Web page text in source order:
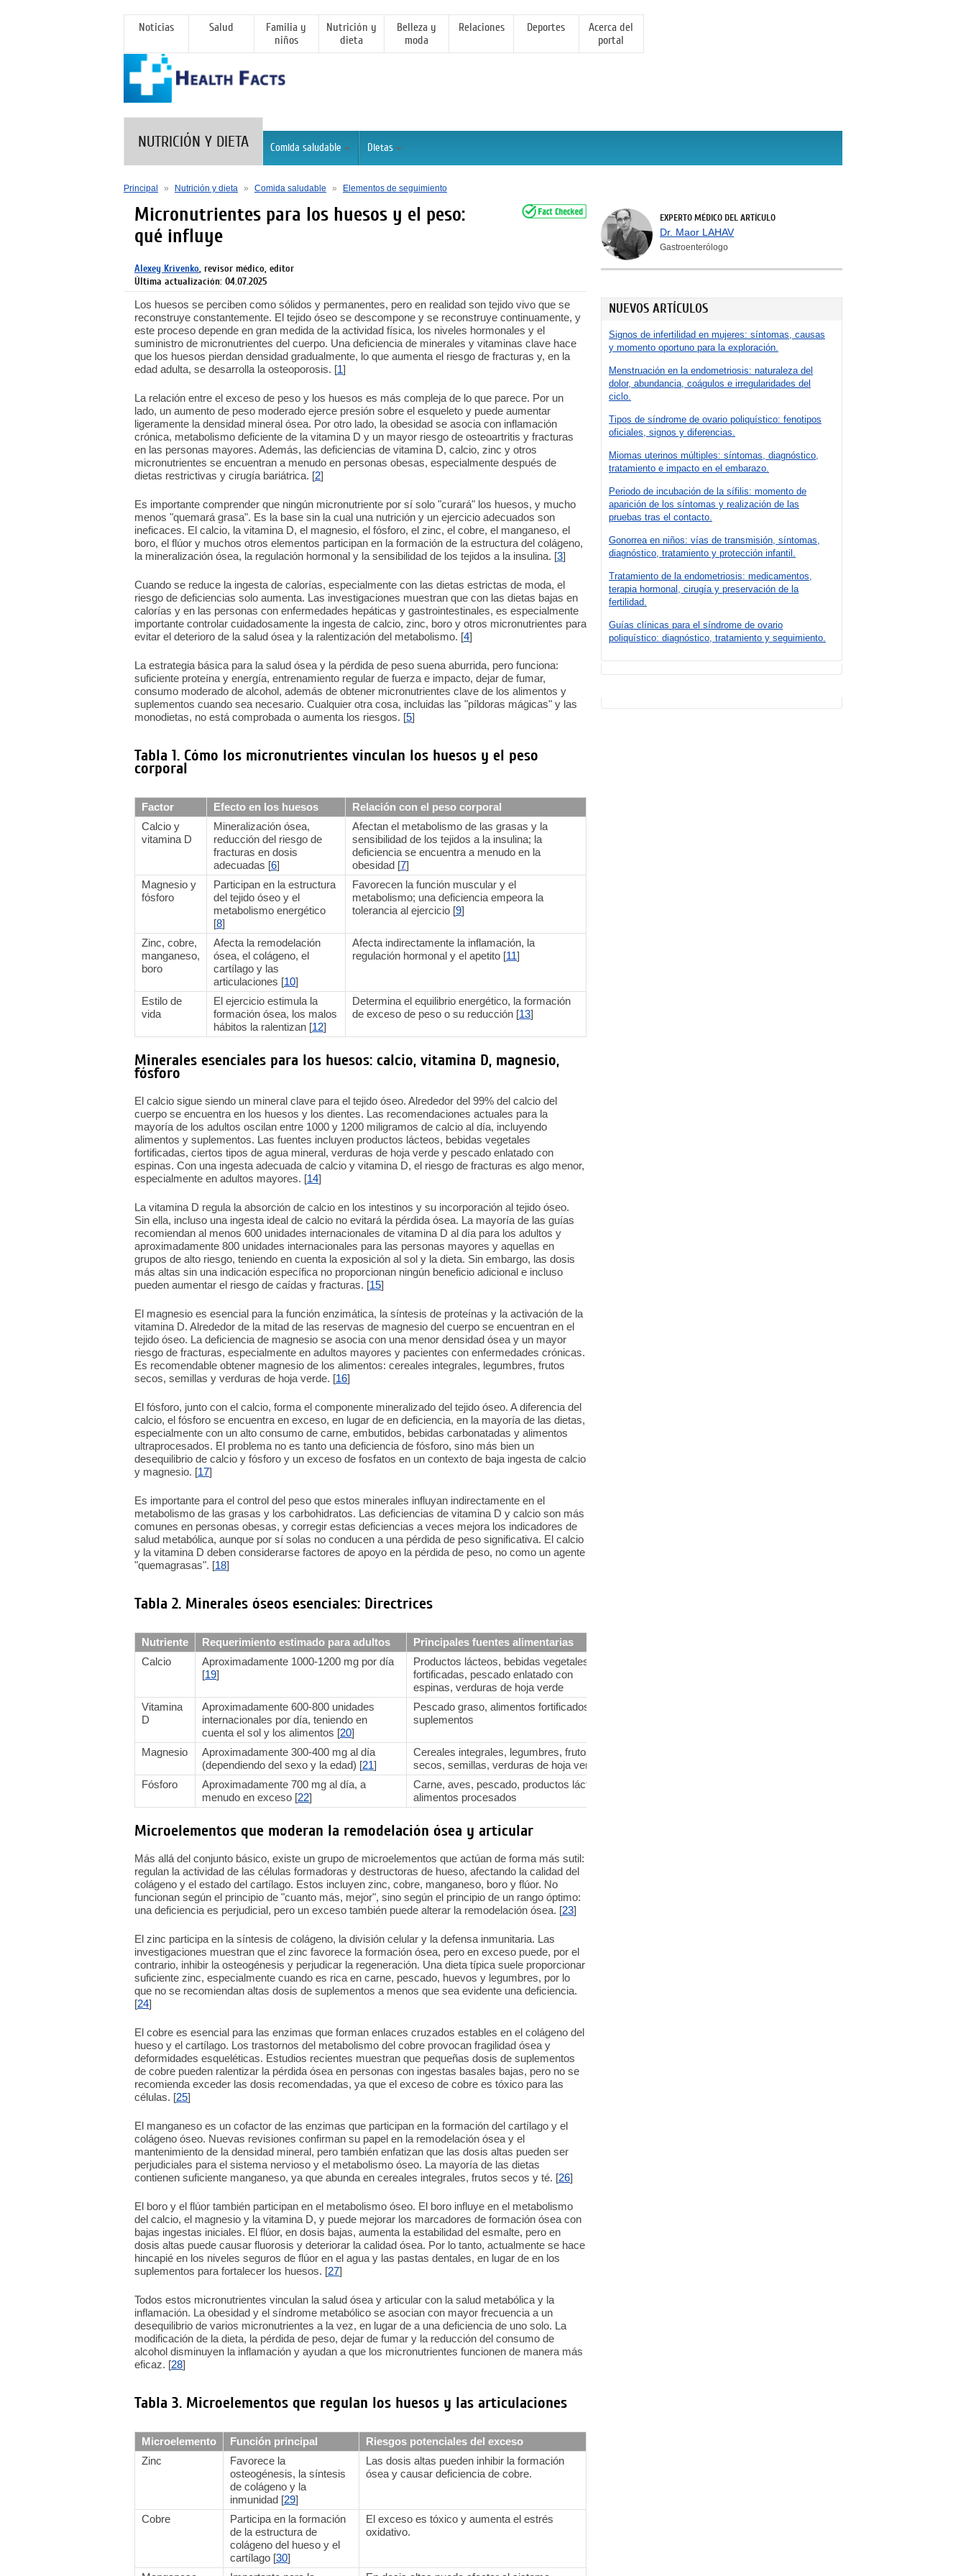
Noticias Salud
Familia y
niños
Nutrición y
dieta
Belleza y
moda
Relaciones Deportes
Acerca del
portal
NUTRICIÓN Y DIETA Comida saludable Dietas
Principal » Nutrición y dieta » Comida saludable » Elementos de seguimiento
EXPERTO MÉDICO DEL ARTÍCULO
Dr. Maor LAHAV
Gastroenterólogo
NUEVOS ARTÍCULOS
Signos de infertilidad en mujeres: síntomas, causas
y momento oportuno para la exploración.
Menstruación en la endometriosis: naturaleza del
dolor, abundancia, coágulos e irregularidades del
ciclo.
Tipos de síndrome de ovario poliquístico: fenotipos
oficiales, signos y diferencias.
Miomas uterinos múltiples: síntomas, diagnóstico,
tratamiento e impacto en el embarazo.
Periodo de incubación de la sífilis: momento de
aparición de los síntomas y realización de las
pruebas tras el contacto.
Gonorrea en niños: vías de transmisión, síntomas,
diagnóstico, tratamiento y protección infantil.
Tratamiento de la endometriosis: medicamentos,
terapia hormonal, cirugía y preservación de la
fertilidad.
Guías clínicas para el síndrome de ovario
poliquístico: diagnóstico, tratamiento y seguimiento.
Micronutrientes para los huesos y el peso:
qué influye
Alexey Krivenko, revisor médico, editor
Última actualización: 04.07.2025
Los huesos se perciben como sólidos y permanentes, pero en realidad son tejido vivo que se
reconstruye constantemente. El tejido óseo se descompone y se reconstruye continuamente, y
este proceso depende en gran medida de la actividad física, los niveles hormonales y el
suministro de micronutrientes del cuerpo. Una deficiencia de minerales y vitaminas clave hace
que los huesos pierdan densidad gradualmente, lo que aumenta el riesgo de fracturas y, en la
edad adulta, se desarrolla la osteoporosis. [1]
La relación entre el exceso de peso y los huesos es más compleja de lo que parece. Por un
lado, un aumento de peso moderado ejerce presión sobre el esqueleto y puede aumentar
ligeramente la densidad mineral ósea. Por otro lado, la obesidad se asocia con inflamación
crónica, metabolismo deficiente de la vitamina D y un mayor riesgo de osteoartritis y fracturas
en las personas mayores. Además, las deficiencias de vitamina D, calcio, zinc y otros
micronutrientes se encuentran a menudo en personas obesas, especialmente después de
dietas restrictivas y cirugía bariátrica. [2]
Es importante comprender que ningún micronutriente por sí solo "curará" los huesos, y mucho
menos "quemará grasa". Es la base sin la cual una nutrición y un ejercicio adecuados son
ineficaces. El calcio, la vitamina D, el magnesio, el fósforo, el zinc, el cobre, el manganeso, el
boro, el flúor y muchos otros elementos participan en la formación de la estructura del colágeno,
la mineralización ósea, la regulación hormonal y la sensibilidad de los tejidos a la insulina. [3]
Cuando se reduce la ingesta de calorías, especialmente con las dietas estrictas de moda, el
riesgo de deficiencias solo aumenta. Las investigaciones muestran que con las dietas bajas en
calorías y en las personas con enfermedades hepáticas y gastrointestinales, es especialmente
importante controlar cuidadosamente la ingesta de calcio, zinc, boro y otros micronutrientes para
evitar el deterioro de la salud ósea y la ralentización del metabolismo. [4]
La estrategia básica para la salud ósea y la pérdida de peso suena aburrida, pero funciona:
suficiente proteína y energía, entrenamiento regular de fuerza e impacto, dejar de fumar,
consumo moderado de alcohol, además de obtener micronutrientes clave de los alimentos y
suplementos cuando sea necesario. Cualquier otra cosa, incluidas las "píldoras mágicas" y las
monodietas, no está comprobada o aumenta los riesgos. [5]
Tabla 1. Cómo los micronutrientes vinculan los huesos y el peso
corporal
Factor Efecto en los huesos
Relación con el peso corporal
Calcio y
vitamina D
Mineralización ósea,
reducción del riesgo de
fracturas en dosis
adecuadas [6]
Afectan el metabolismo de las grasas y la
sensibilidad de los tejidos a la insulina; la
deficiencia se encuentra a menudo en la
obesidad [7]
Magnesio y
fósforo
Participan en la estructura
del tejido óseo y el
metabolismo energético
[8]
Favorecen la función muscular y el
metabolismo; una deficiencia empeora la
tolerancia al ejercicio [9]
Zinc, cobre,
manganeso,
boro
Afecta la remodelación
ósea, el colágeno, el
cartílago y las
articulaciones [10]
Afecta indirectamente la inflamación, la
regulación hormonal y el apetito [11]
Estilo de
vida
El ejercicio estimula la
formación ósea, los malos
hábitos la ralentizan [12]
Determina el equilibrio energético, la formación
de exceso de peso o su reducción [13]
Minerales esenciales para los huesos: calcio, vitamina D, magnesio,
fósforo
El calcio sigue siendo un mineral clave para el tejido óseo. Alrededor del 99% del calcio del
cuerpo se encuentra en los huesos y los dientes. Las recomendaciones actuales para la
mayoría de los adultos oscilan entre 1000 y 1200 miligramos de calcio al día, incluyendo
alimentos y suplementos. Las fuentes incluyen productos lácteos, bebidas vegetales
fortificadas, ciertos tipos de agua mineral, verduras de hoja verde y pescado enlatado con
espinas. Con una ingesta adecuada de calcio y vitamina D, el riesgo de fracturas es algo menor,
especialmente en adultos mayores. [14]
La vitamina D regula la absorción de calcio en los intestinos y su incorporación al tejido óseo.
Sin ella, incluso una ingesta ideal de calcio no evitará la pérdida ósea. La mayoría de las guías
recomiendan al menos 600 unidades internacionales de vitamina D al día para los adultos y
aproximadamente 800 unidades internacionales para las personas mayores y aquellas en
grupos de alto riesgo, teniendo en cuenta la exposición al sol y la dieta. Sin embargo, las dosis
más altas sin una indicación específica no proporcionan ningún beneficio adicional e incluso
pueden aumentar el riesgo de caídas y fracturas. [15]
El magnesio es esencial para la función enzimática, la síntesis de proteínas y la activación de la
vitamina D. Alrededor de la mitad de las reservas de magnesio del cuerpo se encuentran en el
tejido óseo. La deficiencia de magnesio se asocia con una menor densidad ósea y un mayor
riesgo de fracturas, especialmente en adultos mayores y pacientes con enfermedades crónicas.
Es recomendable obtener magnesio de los alimentos: cereales integrales, legumbres, frutos
secos, semillas y verduras de hoja verde. [16]
El fósforo, junto con el calcio, forma el componente mineralizado del tejido óseo. A diferencia del
calcio, el fósforo se encuentra en exceso, en lugar de en deficiencia, en la mayoría de las dietas,
especialmente con un alto consumo de carne, embutidos, bebidas carbonatadas y alimentos
ultraprocesados. El problema no es tanto una deficiencia de fósforo, sino más bien un
desequilibrio de calcio y fósforo y un exceso de fosfatos en un contexto de baja ingesta de calcio
y magnesio. [17]
Es importante para el control del peso que estos minerales influyan indirectamente en el
metabolismo de las grasas y los carbohidratos. Las deficiencias de vitamina D y calcio son más
comunes en personas obesas, y corregir estas deficiencias a veces mejora los indicadores de
salud metabólica, aunque por sí solas no conducen a una pérdida de peso significativa. El calcio
y la vitamina D deben considerarse factores de apoyo en la pérdida de peso, no como un agente
"quemagrasas". [18]
Tabla 2. Minerales óseos esenciales: Directrices
Nutriente Requerimiento estimado para adultos Principales fuentes alimentarias
Calcio
Aproximadamente 1000-1200 mg por día
[19]
Productos lácteos, bebidas vegetales
fortificadas, pescado enlatado con
espinas, verduras de hoja verde
Vitamina
D
Aproximadamente 600-800 unidades
internacionales por día, teniendo en
cuenta el sol y los alimentos [20]
Pescado graso, alimentos fortificados,
suplementos
Magnesio
Aproximadamente 300-400 mg al día
(dependiendo del sexo y la edad) [21]
Cereales integrales, legumbres, frutos
secos, semillas, verduras de hoja verde
Fósforo
Aproximadamente 700 mg al día, a
menudo en exceso [22]
Carne, aves, pescado, productos lácteos,
alimentos procesados
Microelementos que moderan la remodelación ósea y articular
Más allá del conjunto básico, existe un grupo de microelementos que actúan de forma más sutil:
regulan la actividad de las células formadoras y destructoras de hueso, afectando la calidad del
colágeno y el estado del cartílago. Estos incluyen zinc, cobre, manganeso, boro y flúor. No
funcionan según el principio de "cuanto más, mejor", sino según el principio de un rango óptimo:
una deficiencia es perjudicial, pero un exceso también puede alterar la remodelación ósea. [23]
El zinc participa en la síntesis de colágeno, la división celular y la defensa inmunitaria. Las
investigaciones muestran que el zinc favorece la formación ósea, pero en exceso puede, por el
contrario, inhibir la osteogénesis y perjudicar la regeneración. Una dieta típica suele proporcionar
suficiente zinc, especialmente cuando es rica en carne, pescado, huevos y legumbres, por lo
que no se recomiendan altas dosis de suplementos a menos que sea evidente una deficiencia.
[24]
El cobre es esencial para las enzimas que forman enlaces cruzados estables en el colágeno del
hueso y el cartílago. Los trastornos del metabolismo del cobre provocan fragilidad ósea y
deformidades esqueléticas. Estudios recientes muestran que pequeñas dosis de suplementos
de cobre pueden ralentizar la pérdida ósea en personas con ingestas basales bajas, pero no se
recomienda exceder las dosis recomendadas, ya que el exceso de cobre es tóxico para las
células. [25]
El manganeso es un cofactor de las enzimas que participan en la formación del cartílago y el
colágeno óseo. Nuevas revisiones confirman su papel en la remodelación ósea y el
mantenimiento de la densidad mineral, pero también enfatizan que las dosis altas pueden ser
perjudiciales para el sistema nervioso y el metabolismo óseo. La mayoría de las dietas
contienen suficiente manganeso, ya que abunda en cereales integrales, frutos secos y té. [26]
El boro y el flúor también participan en el metabolismo óseo. El boro influye en el metabolismo
del calcio, el magnesio y la vitamina D, y puede mejorar los marcadores de formación ósea con
bajas ingestas iniciales. El flúor, en dosis bajas, aumenta la estabilidad del esmalte, pero en
dosis altas puede causar fluorosis y deteriorar la calidad ósea. Por lo tanto, actualmente se hace
hincapié en los niveles seguros de flúor en el agua y las pastas dentales, en lugar de en los
suplementos para fortalecer los huesos. [27]
Todos estos micronutrientes vinculan la salud ósea y articular con la salud metabólica y la
inflamación. La obesidad y el síndrome metabólico se asocian con mayor frecuencia a un
desequilibrio de varios micronutrientes a la vez, en lugar de a una deficiencia de uno solo. La
modificación de la dieta, la pérdida de peso, dejar de fumar y la reducción del consumo de
alcohol disminuyen la inflamación y ayudan a que los micronutrientes funcionen de manera más
eficaz. [28]
Tabla 3. Microelementos que regulan los huesos y las articulaciones
Microelemento Función principal
Riesgos potenciales del exceso
Zinc
Favorece la
osteogénesis, la síntesis
de colágeno y la
inmunidad [29]
Las dosis altas pueden inhibir la formación
ósea y causar deficiencia de cobre.
Cobre
Participa en la formación
de la estructura de
colágeno del hueso y el
cartílago [30]
El exceso es tóxico y aumenta el estrés
oxidativo.